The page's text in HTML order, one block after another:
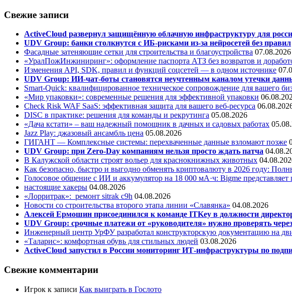
Свежие записи
ActiveCloud развернул защищённую облачную инфраструктуру для
UDV Group: банки столкнутся с ИБ-рисками из-за нейросетей без правил
Фасадные затеняющие сетки для строительства и благоустройства 07.08.2026
«УралПожИнжиниринг»: оформление паспорта АТЗ без возвратов и
Изменения API, SDK, правил и функций соцсетей — в одном источнике
UDV Group: ИИ-чат-боты становятся неучтенным каналом утечки
Smart-Quick: квалифицированное техническое сопровождение для вашего
«Мир упаковки»: современные решения для эффективной упаковки
Check Risk WAF SaaS: эффективная защита для вашего веб-ресурса
DISC в практике: решения для команды и рекрутинга 05.08.2026
«Дача кстати» – ваш надежный помощник в дачных и садовых работах
Jazz Play: джазовый ансамбль цена 05.08.2026
ГИГАНТ — Комплексные системы: перехваченные данные взломают позже
UDV Group: при Zero-Day компаниям нельзя просто ждать патча
В Калужской области строят вольер для краснокнижных животных
Как безопасно, быстро и выгодно обменять криптовалюту в 2026 году:
Голосовое общение с ИИ и аккумулятор на 18 000 мА·ч: Bigme
настоящие хакеры 04.08.2026
«Лорритрак»: ремонт sitrak c9h 04.08.2026
Новости со строительства второго этапа линии «Славянка» 04.08.2026
Алексей Ермошин присоединился к команде ITKey в должности
UDV Group: срочные платежи от «руководителя» нужно проверять
Инженерный центр УрФУ разработал конструкторскую документацию на
«Таларис»: комфортная обувь для стильных людей 03.08.2026
ActiveCloud запустил в России мониторинг ИТ-инфраструктуры по
Свежие комментарии
Игрок к записи Как выиграть в Гослото